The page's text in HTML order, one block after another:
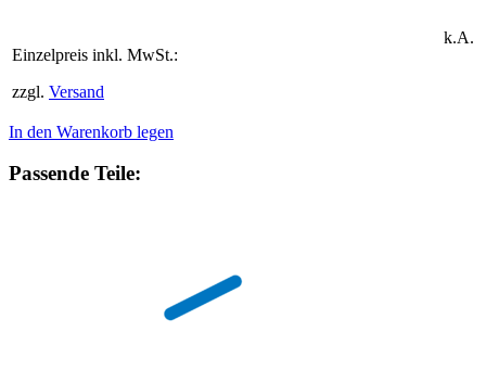
Einzelpreis inkl. MwSt.:
zzgl. Versand
k.A.
In den Warenkorb legen
Passende Teile: